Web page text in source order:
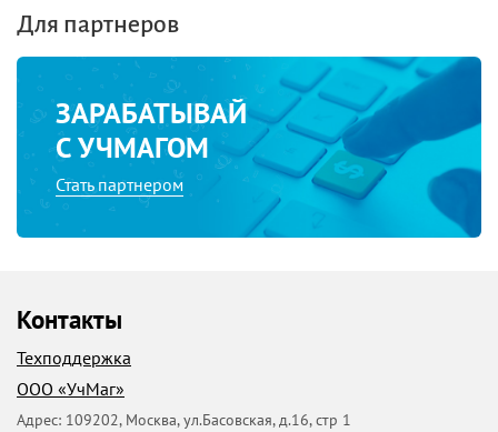
Для партнеров
ЗАРАБАТЫВАЙ
С УЧМАГОМ
Стать партнером
Контакты
Техподдержка
ООО «УчМаг»
Адрес: 109202, Москва,ул.Басовская, д.16, стр 1